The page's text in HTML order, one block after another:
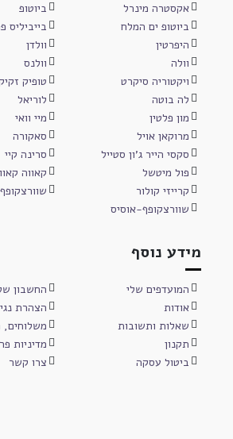
אקסטרה מינרל
ביוטופ
ביוטופ ים המלח
בייביליס
היפרטין
וולדן
וולה
וולנס
ויקטוריה סיקרט
טופיק
לה בוטה
לוריאל
מון פלטין
מיי וואי
מרוקאן אויל
סאקורה
סקסי הייר ג'ון סטייל
סרינה קיי
פול מיטשל
קאווה
קרייזי קולור
שוורצקופף
שוורצקופף-אוסיס
מידע נוסף
המועדפים שלי
החשבון
אודות
הצהרת
שאלות ותשובות
משלוחים,
תקנון
מדיניות
ביטול עסקה
צרו קשר